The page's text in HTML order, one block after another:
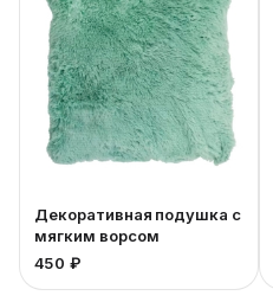
Декоративная подушка с
мягким ворсом
450 ₽